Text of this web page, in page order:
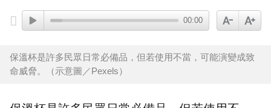
00:00
保溫杯是許多民眾日常必備品，但若使用不當，可能演變成致
命威脅。（示意圖／Pexels）